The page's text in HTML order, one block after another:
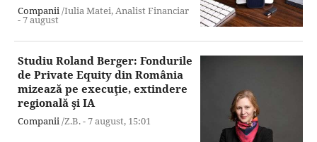
Companii/Iulia Matei, Analist Financiar
-7 august
Studiu Roland Berger: Fondurile
de Private Equity din România
mizează pe execuţie, extindere
regională şi IA
Companii/Z.B. -7 august, 15:01